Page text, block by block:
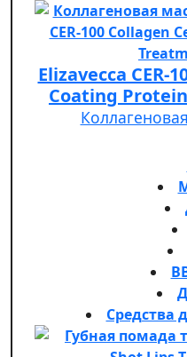
Elizavecca CER-
Coating
Средства